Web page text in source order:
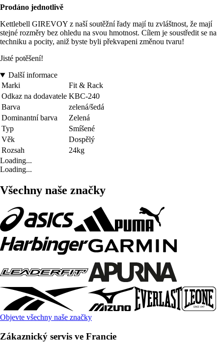
Prodáno jednotlivě
Kettlebell GIREVOY z naší soutěžní řady mají tu zvláštnost, že mají
stejné rozměry bez ohledu na svou hmotnost. Cílem je soustředit se na
techniku a pocity, aniž byste byli překvapeni změnou tvaru!
Jisté potěšení!
Další informace
Marki
Fit & Rack
Odkaz na dodavatele KBC-240
Barva
zelená/šedá
Dominantní barva
Zelená
Typ
Smíšené
Věk
Dospělý
Rozsah
24kg
Loading...
Loading...
Všechny naše značky
Objevte všechny naše značky
Zákaznický servis ve Francie